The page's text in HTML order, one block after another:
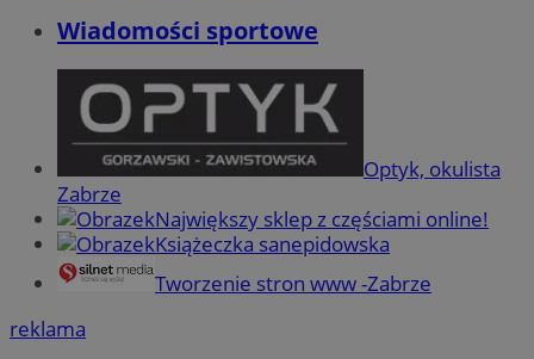
Wiadomości sportowe
Optyk, okulista
Zabrze
Największy sklep z częściami online!
Książeczka sanepidowska
Tworzenie stron www -Zabrze
reklama